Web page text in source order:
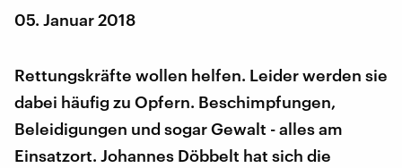
05. Januar 2018
Rettungskräfte wollen helfen. Leider werden sie
dabei häufig zu Opfern. Beschimpfungen,
Beleidigungen und sogar Gewalt - alles am
Einsatzort. Johannes Döbbelt hat sich die